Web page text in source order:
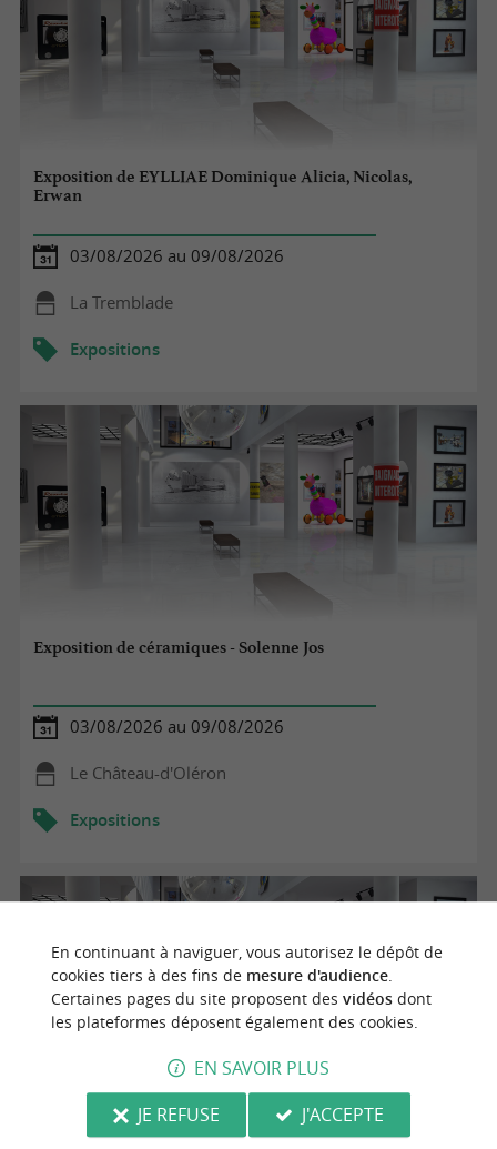
Exposition de EYLLIAE Dominique Alicia, Nicolas,
Erwan
03/08/2026 au 09/08/2026
La Tremblade
Expositions
Exposition de céramiques - Solenne Jos
03/08/2026 au 09/08/2026
Le Château-d'Oléron
Expositions
Exposition de jeux et décorations en bois - Willy
Dessessarts
En continuant à naviguer, vous autorisez le dépôt de
cookies tiers à des fins de mesure d'audience.
Certaines pages du site proposent des vidéosdont
les plateformes déposent également des cookies.
EN SAVOIR PLUS
JE REFUSE
J'ACCEPTE